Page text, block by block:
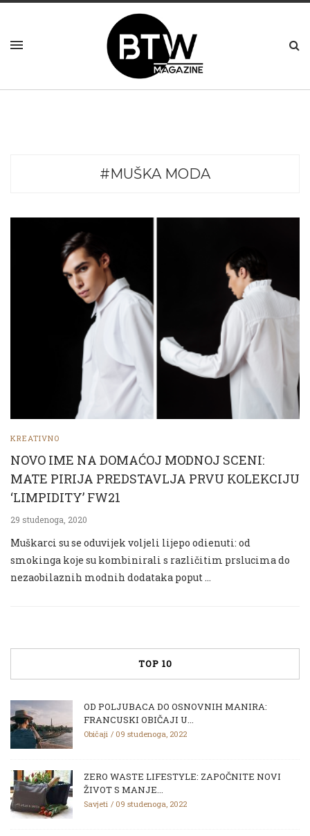
#MUŠKA MODA
KREATIVNO
NOVO IME NA DOMAĆOJ MODNOJ SCENI:
MATE PIRIJA PREDSTAVLJA PRVU KOLEKCIJU
‘LIMPIDITY’ FW21
29 studenoga, 2020
Muškarci su se oduvijek voljeli lijepo odienuti: od
smokinga koje su kombinirali s različitim prslucima do
nezaobilaznih modnih dodataka poput …
TOP 10
OD POLJUBACA DO OSNOVNIH MANIRA:
FRANCUSKI OBIČAJI U...
Običaji 09 studenoga, 2022
ZERO WASTE LIFESTYLE: ZAPOČNITE NOVI
ŽIVOT S MANJE...
Savjeti 09 studenoga, 2022